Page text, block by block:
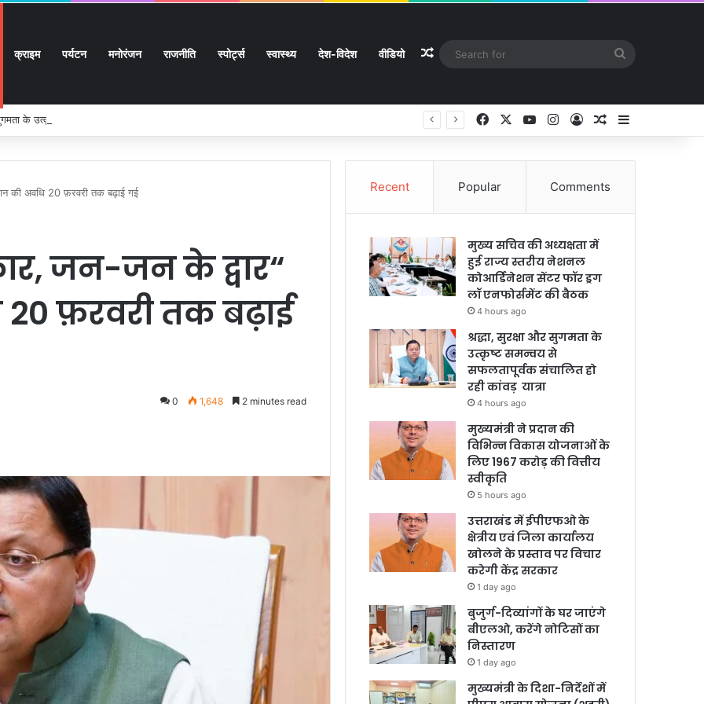
क्राइम पर्यटन मनोरंजन राजनीति स्पोर्ट्स स्वास्थ्य देश-विदेश वीडियो Random Article
के उत्कृष्ट समन्वय से सफलतापूर्वक संचालित हो रही कांवड़ यात्रा Facebook YouTubeInstagram
Log InRandom Article
की अवधि 20 फ़रवरी तक बढ़ाई गई
जन-जन के द्वार“
फ़रवरी तक बढ़ाई
0 1,648 2 minutes read
Recent Popular Comments
मुख्य सचिव की अध्यक्षता में
हुई राज्य स्तरीय नेशनल
कोआर्डिनेशन सेंटर फॉर ड्रग
लॉ एनफोर्समेंट की बैठक
4 hours ago
श्रद्धा, सुरक्षा और सुगमता के
उत्कृष्ट समन्वय से
सफलतापूर्वक संचालित हो
रही कांवड़ यात्रा
4 hours ago
मुख्यमंत्री ने प्रदान की
विभिन्न विकास योजनाओं के
लिए 1967 करोड़ की वित्तीय
स्वीकृति
5 hours ago
उत्तराखंड में ईपीएफओ के
क्षेत्रीय एवं जिला कार्यालय
खोलने के प्रस्ताव पर विचार
करेगी केंद्र सरकार
1 day ago
बुजुर्ग-दिव्यांगों के घर जाएंगे
बीएलओ, करेंगे नोटिसों का
निस्तारण
1 day ago
मुख्यमंत्री के दिशा-निर्देशों में